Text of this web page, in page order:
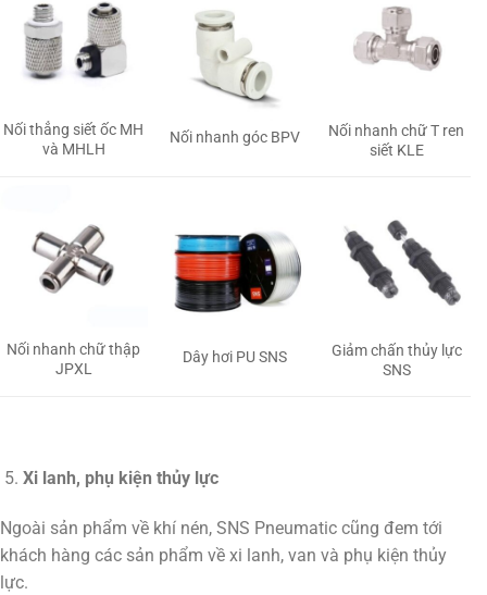
Nối thẳng siết ốc MH
và MHLH
Nối nhanh góc BPV
Nối nhanh chữ T ren
siết KLE
Nối nhanh chữ thập
JPXL
Dây hơi PU SNS
Giảm chấn thủy lực
SNS
Xi lanh, phụ kiện thủy lực
Ngoài sản phẩm về khí nén, SNS Pneumatic cũng đem tới
khách hàng các sản phẩm về xi lanh, van và phụ kiện thủy
lực.